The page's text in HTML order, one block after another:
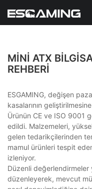
MINI ATX
REHBERI
ESGAMING, değişen
kasalarının
Ürünün CE ve ISO 9001
edildi. Malzemeleri,
gelen tedarikçilerinden
mamul ürünleri tespit
izleniyor.
Düzenli
düzenleyerek, mevcut